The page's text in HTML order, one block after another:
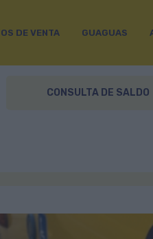
DE VENTA GUAGUAS
CONSULTA DE SALDO